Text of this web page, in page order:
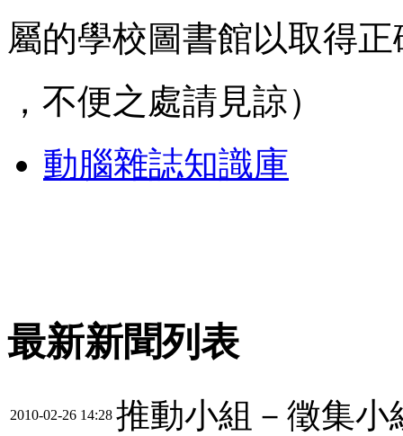
屬的學校圖書館以取得
，不便之處請見諒）
動腦雜誌知識庫
最新新聞列表
2010-02-26 14:28 推動小組－徵集小